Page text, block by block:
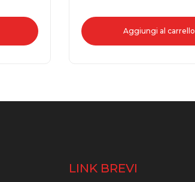
Aggiungi al carrello
LINK BREVI